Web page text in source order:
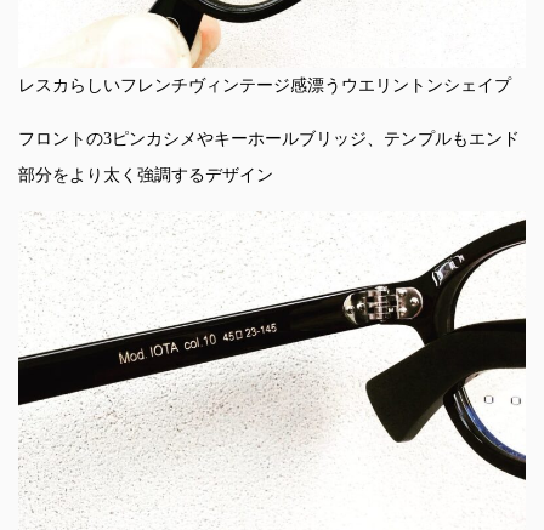
レスカらしいフレンチヴィンテージ感漂うウエリントンシェイプ
フロントの3ピンカシメやキーホールブリッジ、テンプルもエンド
部分をより太く強調するデザイン